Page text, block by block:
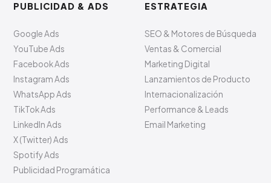
PUBLICIDAD & ADS
Google Ads
YouTube Ads
Facebook Ads
Instagram Ads
WhatsApp Ads
TikTok Ads
LinkedIn Ads
X (Twitter) Ads
Spotify Ads
Publicidad Programática
ESTRATEGIA
SEO & Motores de Búsqueda
Ventas & Comercial
Marketing Digital
Lanzamientos de Producto
Internacionalización
Performance & Leads
Email Marketing